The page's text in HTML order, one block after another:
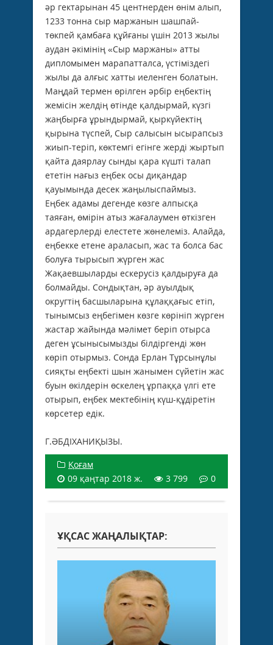
әр гектарынан 45 центнерден өнім алып,
1233 тонна сыр маржанын шашпай-
төкпей қамбаға құйғаны үшін 2013 жылы
аудан әкімінің «Сыр маржаны» атты
дипломымен марапатталса, үстіміздегі
жылы да алғыс хатты иеленген болатын.
Маңдай термен өрілген әрбір еңбектің
жемісін желдің өтінде қалдырмай, күзгі
жаңбырға ұрындырмай, қыркүйектің
қырына түспей, Сыр салысын ысырапсыз
жиып-теріп, көктемгі егінге жерді жыртып
қайта даярлау сынды қара күшті талап
ететін нағыз еңбек осы диқандар
қауымында десек жаңылыспаймыз.
Еңбек адамы дегенде көзге алпысқа
таяған, өмірін атыз жағалаумен өткізген
ардагерлерді елестете жөнелеміз. Алайда,
еңбекке етене араласып, жас та болса бас
болуға тырысып жүрген жас
Жақаевшыларды ескерусіз қалдыруға да
болмайды. Сондықтан, әр ауылдық
округтің басшыларына құлаққағыс етіп,
тынымсыз еңбегімен көзге көрініп жүрген
жастар жайында мәлімет беріп отырса
деген ұсынысымызды білдіргенді жөн
көріп отырмыз. Сонда Ерлан Тұрсынұлы
сияқты еңбекті шын жанымен сүйетін жас
буын өкілдерін өскелең ұрпаққа үлгі ете
отырып, еңбек мектебінің күш-құдіретін
көрсетер едік.
Г.ӘБДІХАНИҚЫЗЫ.
Қоғам
09 қаңтар 2018 ж.
3 799 0
ҰҚСАС ЖАҢАЛЫҚТАР: